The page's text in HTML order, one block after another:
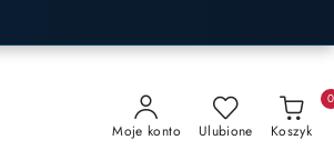
Moje konto Ulubione Koszyk
0